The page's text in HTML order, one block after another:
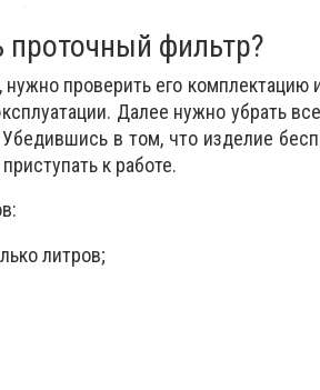
проточный фильтр?
проверить его комплектацию
Далее нужно убрать
в том, что изделие
к работе.
литров;